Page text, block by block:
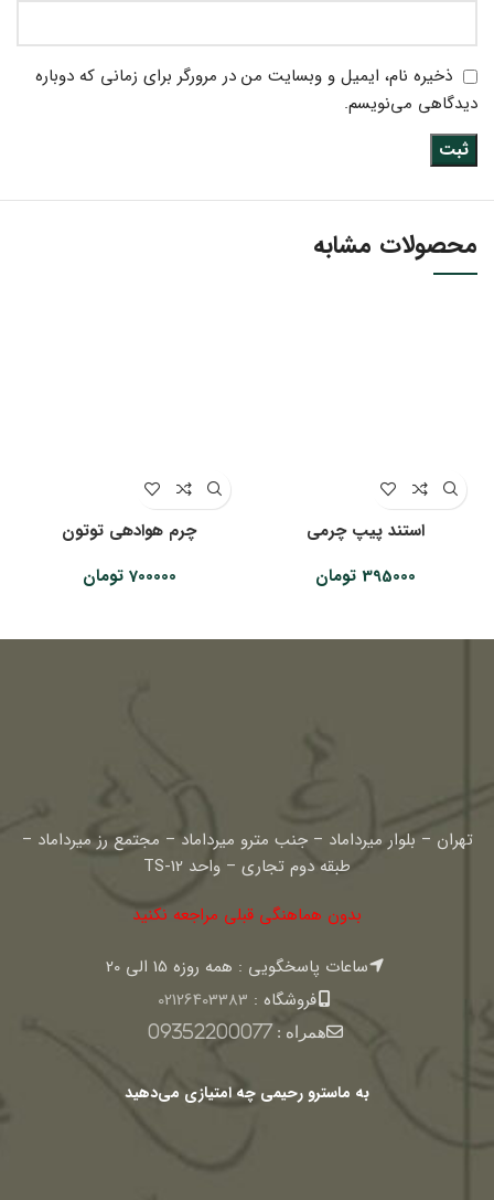
ذخیره نام، ایمیل و وبسایت من در مرورگر برای زمانی که دوباره
دیدگاهی می‌نویسم.
محصولات مشابه
استند پیپ چرمی
395000 تومان
چرم هوادهی توتون
700000 تومان
تهران – بلوار میرداماد – جنب مترو میرداماد – مجتمع رز میرداماد –
طبقه دوم تجاری – واحد TS-12
بدون هماهنگی قبلی مراجعه نکنید
ساعات پاسخگویی : همه روزه 15 الی 20
فروشگاه : 02126403383
همراه :09352200077
به ماسترو رحیمی چه امتیازی می‌دهید